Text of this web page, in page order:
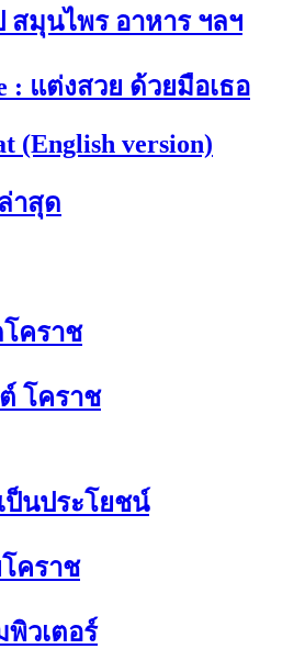
สมุนไพร อาหาร ฯลฯ
: แต่งสวย ด้วยมือเธอ
(English version)
าสุด
คราช
โคราช
ป็นประโยชน์
คราช
วเตอร์